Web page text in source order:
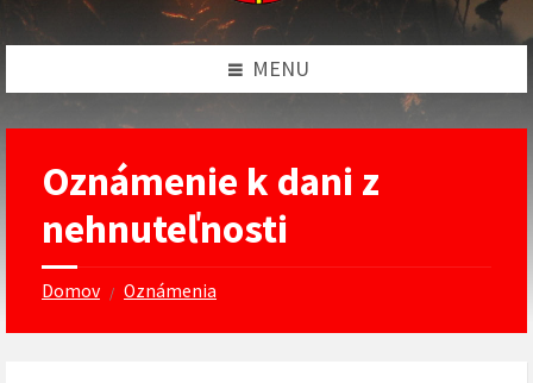
MENU
Oznámenie k dani z
nehnuteľnosti
Domov / Oznámenia